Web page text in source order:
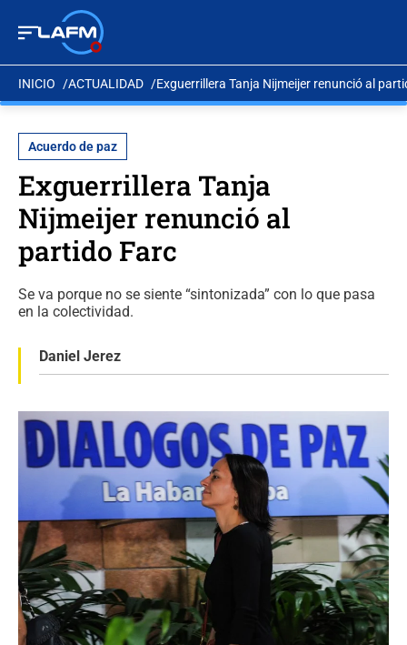
INICIO ACTUALIDAD Exguerrillera Tanja Nijmeijer renunció al
Acuerdo de paz
Exguerrillera Tanja
Nijmeijer renunció al
partido Farc
Se va porque no se siente “sintonizada” con lo que pasa
en la colectividad.
Daniel Jerez